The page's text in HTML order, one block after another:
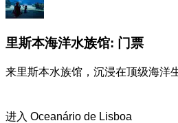
里斯本海洋水族馆: 门票
来里斯本水族馆，沉浸在顶级海洋
进入 Oceanário de Lisboa